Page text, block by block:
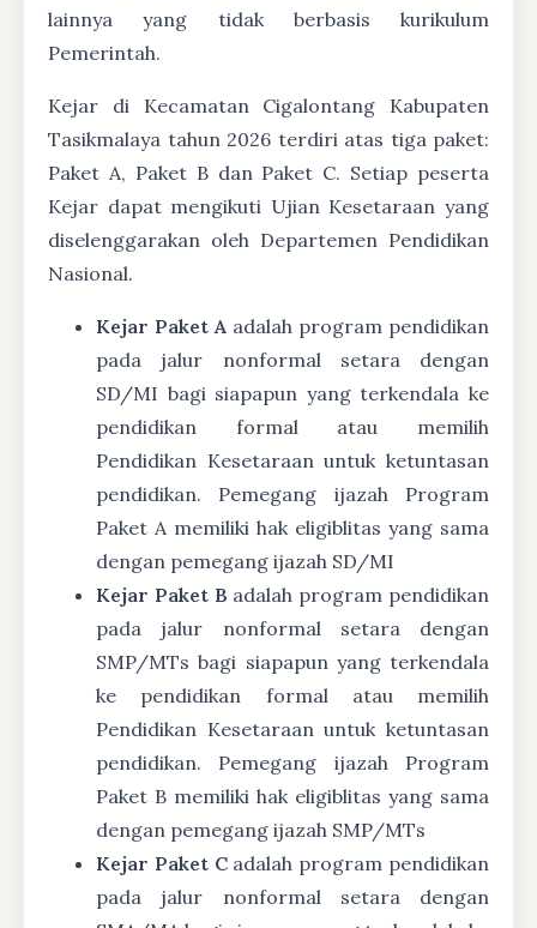
lainnya yang tidak berbasis kurikulum
Pemerintah.
Kejar di Kecamatan Cigalontang Kabupaten
Tasikmalaya tahun 2026 terdiri atas tiga paket:
Paket A, Paket B dan Paket C. Setiap peserta
Kejar dapat mengikuti Ujian Kesetaraan yang
diselenggarakan oleh Departemen Pendidikan
Nasional.
Kejar Paket A adalah program pendidikan
pada jalur nonformal setara dengan
SD/MI bagi siapapun yang terkendala ke
pendidikan formal atau memilih
Pendidikan Kesetaraan untuk ketuntasan
pendidikan. Pemegang ijazah Program
Paket A memiliki hak eligiblitas yang sama
dengan pemegang ijazah SD/MI
Kejar Paket B adalah program pendidikan
pada jalur nonformal setara dengan
SMP/MTs bagi siapapun yang terkendala
ke pendidikan formal atau memilih
Pendidikan Kesetaraan untuk ketuntasan
pendidikan. Pemegang ijazah Program
Paket B memiliki hak eligiblitas yang sama
dengan pemegang ijazah SMP/MTs
Kejar Paket Cadalah program pendidikan
pada jalur nonformal setara dengan